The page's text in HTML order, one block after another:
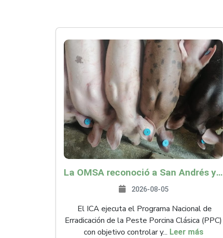
La OMSA reconoció a San Andrés y Providencia como zona libre de Peste Porcina Clásica (PPC)
2026-08-05
El ICA ejecuta el Programa Nacional de
Erradicación de la Peste Porcina Clásica (PPC)
con objetivo controlar y... Leer más